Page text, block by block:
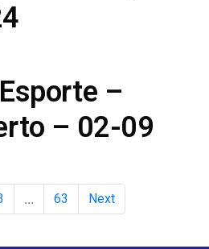
–
– 02-09
... 63 Next